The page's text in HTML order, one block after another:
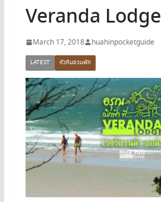
Veranda Lodge
March 17, 2018 huahinpocketguide
LATEST หัวหินชวนพัก